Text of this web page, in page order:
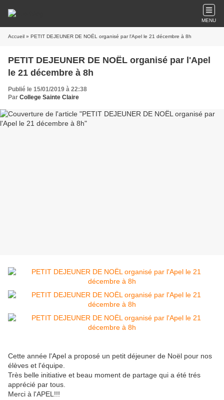
MENU
Accueil » PETIT DEJEUNER DE NOËL organisé par l'Apel le 21 décembre à 8h
PETIT DEJEUNER DE NOËL organisé par l'Apel
le 21 décembre à 8h
Publié le 15/01/2019 à 22:38
Par College Sainte Claire
Cette année l'Apel a proposé un petit déjeuner de Noël pour nos
élèves et l'équipe.
Très belle initiative et beau moment de partage qui a été trés
apprécié par tous.
Merci à l'APEL!!!